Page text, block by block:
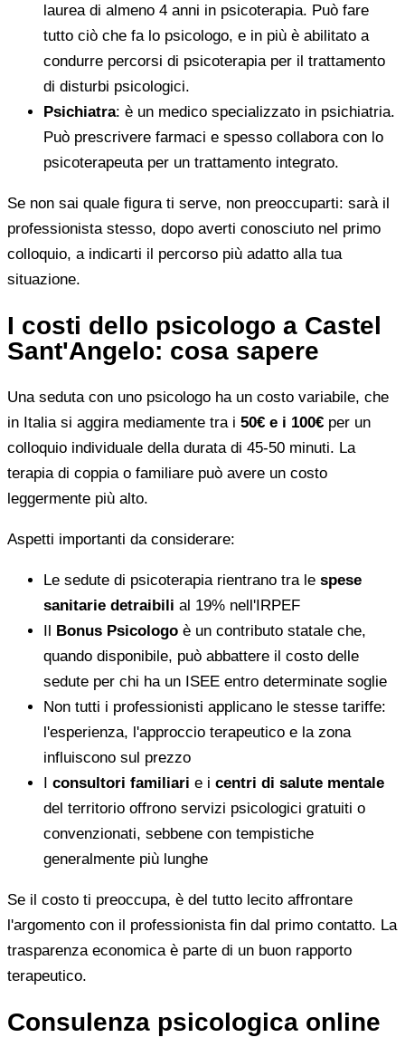
laurea di almeno 4 anni in psicoterapia. Può fare
tutto ciò che fa lo psicologo, e in più è abilitato a
condurre percorsi di psicoterapia per il trattamento
di disturbi psicologici.
Psichiatra: è un medico specializzato in psichiatria.
Può prescrivere farmaci e spesso collabora con lo
psicoterapeuta per un trattamento integrato.
Se non sai quale figura ti serve, non preoccuparti: sarà il
professionista stesso, dopo averti conosciuto nel primo
colloquio, a indicarti il percorso più adatto alla tua
situazione.
I costi dello psicologo a Castel
Sant'Angelo: cosa sapere
Una seduta con uno psicologo ha un costo variabile, che
in Italia si aggira mediamente tra i 50€ e i 100€ per un
colloquio individuale della durata di 45-50 minuti. La
terapia di coppia o familiare può avere un costo
leggermente più alto.
Aspetti importanti da considerare:
Le sedute di psicoterapia rientrano tra le spese
sanitarie detraibili al 19% nell'IRPEF
Il Bonus Psicologo è un contributo statale che,
quando disponibile, può abbattere il costo delle
sedute per chi ha un ISEE entro determinate soglie
Non tutti i professionisti applicano le stesse tariffe:
l'esperienza, l'approccio terapeutico e la zona
influiscono sul prezzo
I consultori familiari e i centri di salute mentale
del territorio offrono servizi psicologici gratuiti o
convenzionati, sebbene con tempistiche
generalmente più lunghe
Se il costo ti preoccupa, è del tutto lecito affrontare
l'argomento con il professionista fin dal primo contatto. La
trasparenza economica è parte di un buon rapporto
terapeutico.
Consulenza psicologica online